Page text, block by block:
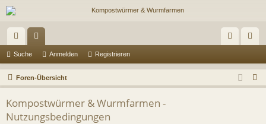
ch
ne
llz
ug
en m
el
ist
rie
Suche Anmelden Registrieren
Foren-Übersicht
u
Kompostwürmer & Wurmfarmen -
Nutzungsbedingungen